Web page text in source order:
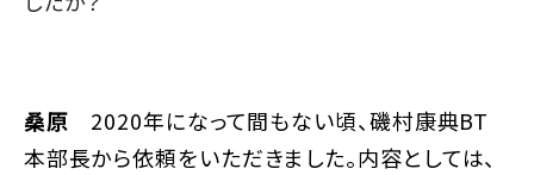
桑原 2020年になって間もない頃、磯村康典BT
本部長から依頼をいただきました。内容としては、